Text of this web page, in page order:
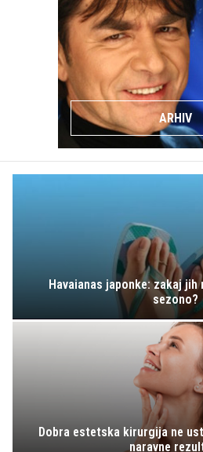
ARHIV
Havaianas japonke: zakaj
sezono?
Dobra estetska kirurgija ne
naravne